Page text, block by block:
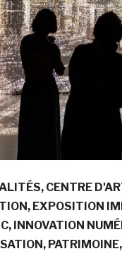
CENTRE
EXPOSITION
INNOVATION
PATRIMOINE